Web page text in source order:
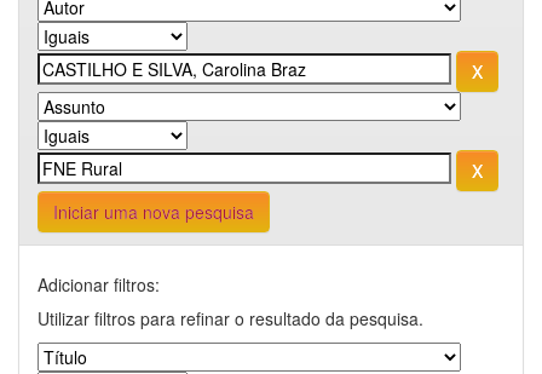
Iniciar uma nova pesquisa
Adicionar filtros:
Utilizar filtros para refinar o resultado da pesquisa.